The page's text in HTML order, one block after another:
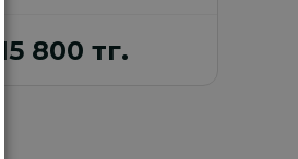
15 800 тг.